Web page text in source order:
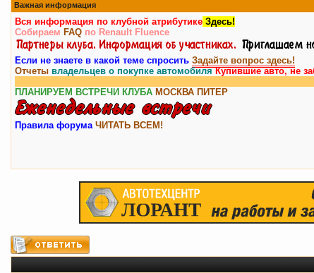
Важная информация
Вся информация по клубной атрибутике Здесь!
Собираем FAQ по Renault Fluence
Если не знаете в какой теме спросить Задайте вопрос здесь!
Отчеты владельцев о покупке автомобиляКупившие авто, не
ПЛАНИРУЕМ ВСТРЕЧИ КЛУБА МОСКВА ПИТЕР
Правила форума ЧИТАТЬ ВСЕМ!